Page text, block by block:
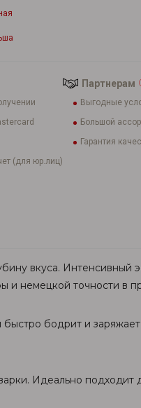
(для юр.лиц)
Партнерам
Выгодные
Большой
Гарантия
вкуса. Интенсивный
и немецкой точности в
бодрит и
Идеально подходит